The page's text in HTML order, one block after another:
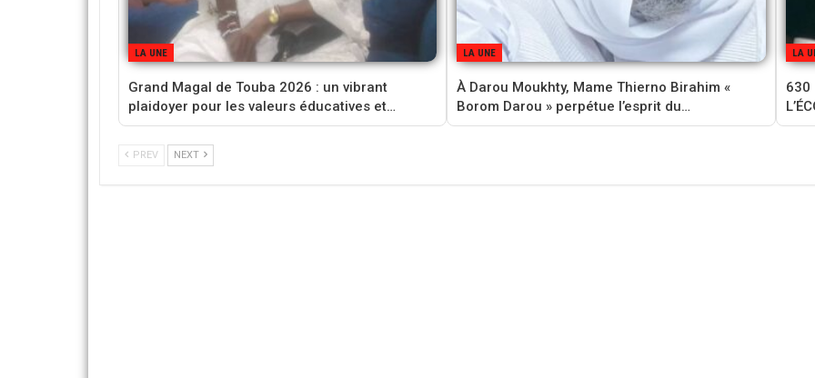
LA UNE
Grand Magal de Touba 2026 : un vibrant
plaidoyer pour les valeurs éducatives et…
LA UNE
À Darou Moukhty, Mame Thierno Birahim «
Borom Darou » perpétue l’esprit du…
LA
630
PREV NEXT